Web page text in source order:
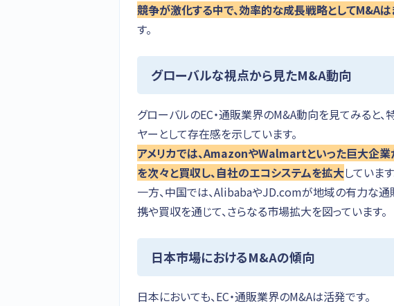
競争が激化する中で、効率的な成長戦略としてM&A
す。
グローバルな視点から見たM&A動向
グローバルのEC・通販業界のM&A動向を見てみると
ヤーとして存在感を示しています。
アメリカでは、AmazonやWalmartといった巨大企
を次々と買収し、自社のエコシステムを拡大しています
一方、中国では、AlibabaやJD.comが地域の有力な通
携や買収を通じて、さらなる市場拡大を図っています。
日本市場におけるM&Aの傾向
日本においても、EC・通販業界のM&Aは活発です。